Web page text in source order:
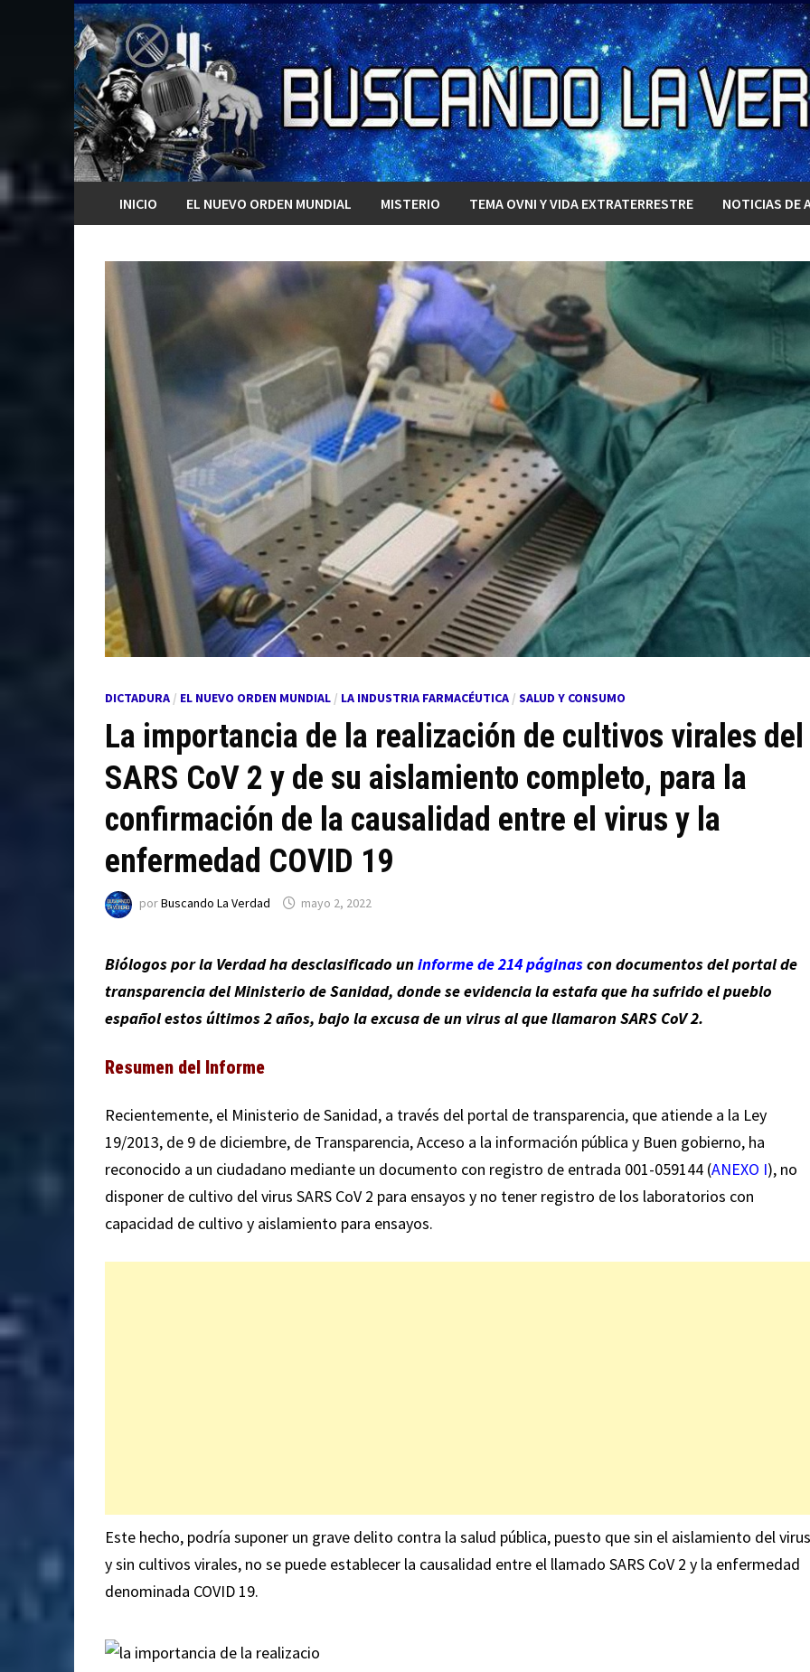
Saltar
al
contenido
INICIO EL NUEVO ORDEN MUNDIAL MISTERIO TEMA OVNI Y VIDA EXTRATERRESTRE NOTICIAS DE
DICTADURA/ EL NUEVO ORDEN MUNDIAL/ LA INDUSTRIA FARMACÉUTICA/ SALUD Y CONSUMO
La importancia de la realización de cultivos virales del
SARS CoV 2 y de su aislamiento completo, para la
confirmación de la causalidad entre el virus y la
enfermedad COVID 19
porBuscando La Verdad mayo 2, 2022
Biólogos por la Verdad ha desclasificado uninforme de 214 páginascon documentos del portal de
transparencia del Ministerio de Sanidad, donde se evidencia la estafa que ha sufrido el pueblo
español estos últimos 2 años, bajo la excusa de un virus al que llamaron SARS CoV 2.
Resumen del Informe
Recientemente, el Ministerio de Sanidad, a través del portal de transparencia, que atiende a la Ley
19/2013, de 9 de diciembre, de Transparencia, Acceso a la información pública y Buen gobierno, ha
reconocido a un ciudadano mediante un documento con registro de entrada 001-059144 (ANEXO I), no
disponer de cultivo del virus SARS CoV 2 para ensayos y no tener registro de los laboratorios con
capacidad de cultivo y aislamiento para ensayos.
Este hecho, podría suponer un grave delito contra la salud pública, puesto que sin el aislamiento del virus
y sin cultivos virales, no se puede establecer la causalidad entre el llamado SARS CoV 2 y la enfermedad
denominada COVID 19.